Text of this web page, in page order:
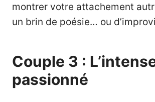
montrer votre attachement
un brin de poésie… ou
Couple 3 :
passionné